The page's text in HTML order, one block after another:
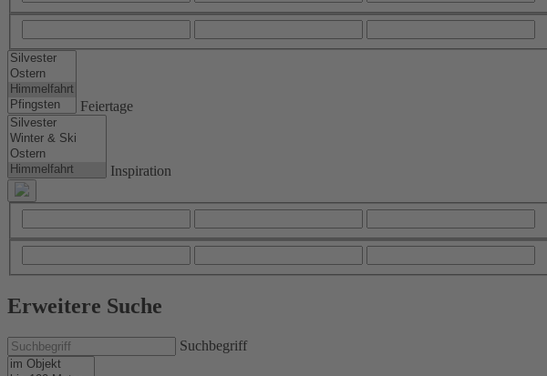
Feiertage
Inspiration
Erweitere Suche
Suchbegriff